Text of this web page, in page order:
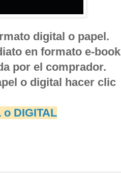
digital o papel.
en formato e-book
por el comprador.
o digital hacer clic
o DIGITAL